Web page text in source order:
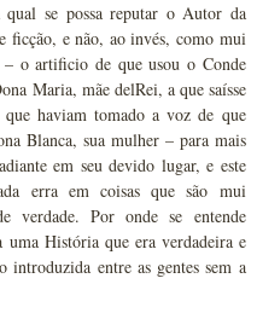
qual se possa reputar o Autor da
ficção, e não, ao invés, como mui
o artificio de que usou o Conde
Maria, mãe delRei, a que saísse
que haviam tomado a voz de que
Blanca, sua mulher – para mais
em seu devido lugar, e este
erra em coisas que são mui
verdade. Por onde se entende
uma História que era verdadeira e
entre as gentes sem a